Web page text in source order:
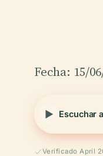
Fecha: 15/
Escuchar
Verificado April